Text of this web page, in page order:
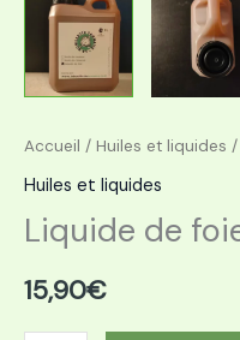
Accueil / Huiles et liquides /
Huiles et liquides
Liquide de
15,90€